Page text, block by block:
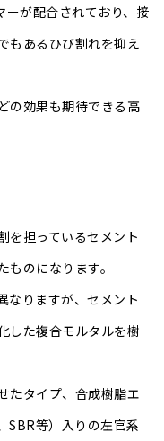
が配合されており、接
もあるひび割れを抑え
の効果も期待できる高
を担っているセメント
のになります。
なりますが、セメント
した複合モルタルを樹
たタイプ、合成樹脂エ
SBR等）入りの左官系